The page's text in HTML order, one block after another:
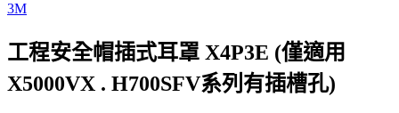
3M
工程安全帽插式耳罩 X4P3E (僅適用
X5000VX . H700SFV系列有插槽孔)